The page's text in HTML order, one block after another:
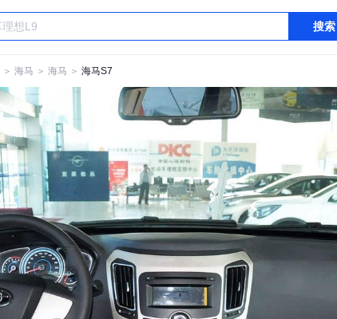
搜索
＞ 海马 ＞ 海马 ＞ 海马S7